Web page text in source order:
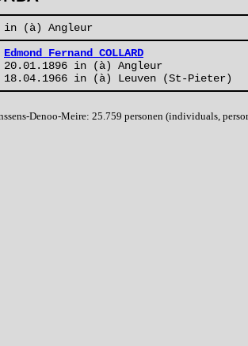
in (à) Angleur
Edmond Fernand COLLARD
20.01.1896 in (à) Angleur
18.04.1966 in (à) Leuven (St-Pieter)
Denoo-Meire: 25.759 personen (individuals,